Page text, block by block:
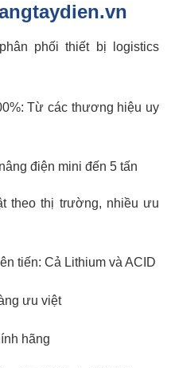
phối thiết bị logistics
Từ các thương hiệu uy
điện mini đến 5 tấn
theo thị trường, nhiều ưu
tiến: Cả Lithium và ACID
ưu việt
hãng